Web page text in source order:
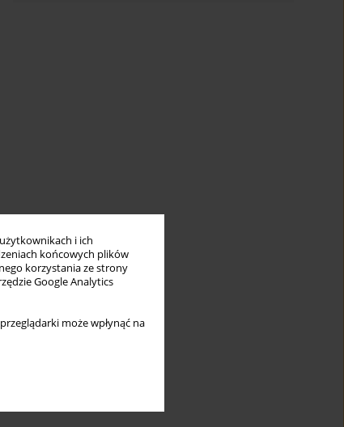
i ich
końcowych plików
korzystania ze strony
Google Analytics
może wpłynąć na